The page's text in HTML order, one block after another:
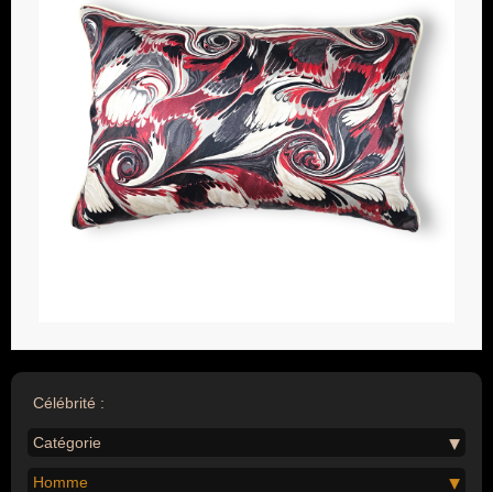
Célébrité :
Catégorie
Homme